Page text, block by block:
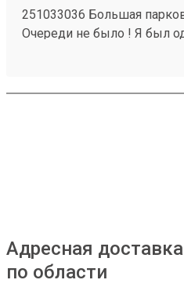
251033036 Большая
Очереди не было ! Я был
будем сотрудничать ! Что
Адресная
по области